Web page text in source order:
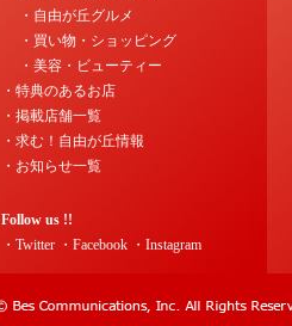
・自由が丘グルメ
・買い物・ショッピング
・美容・ビューティー
・特典のあるお店
・掲載店舗一覧
・求む！自由が丘情報
・お知らせ一覧
Follow us !!
・Twitter
・Facebook ・Instagram